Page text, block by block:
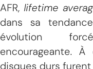
AFR, lifetime
dans sa
évolution
encourageante.
disques durs furent